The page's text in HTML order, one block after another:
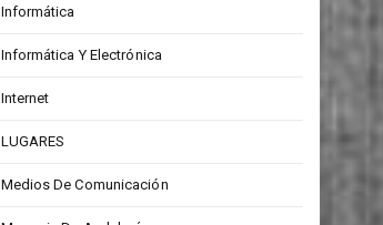
Informática
Informática Y Electrónica
Internet
LUGARES
Medios De Comunicación